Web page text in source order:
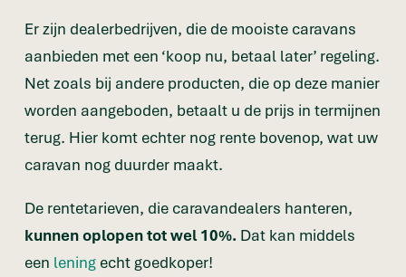
Er zijn dealerbedrijven, die de mooiste caravans
aanbieden met een ‘koop nu, betaal later’ regeling.
Net zoals bij andere producten, die op deze manier
worden aangeboden, betaalt u de prijs in termijnen
terug. Hier komt echter nog rente bovenop, wat uw
caravan nog duurder maakt.
De rentetarieven, die caravandealers hanteren,
kunnen oplopen tot wel 10%. Dat kan middels
een lening echt goedkoper!